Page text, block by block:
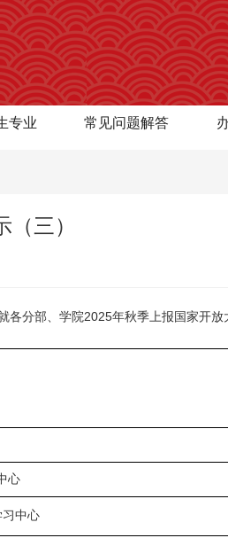
专业 常见问题解答
三）
分部、学院2025年秋季上报国家开
心
中心